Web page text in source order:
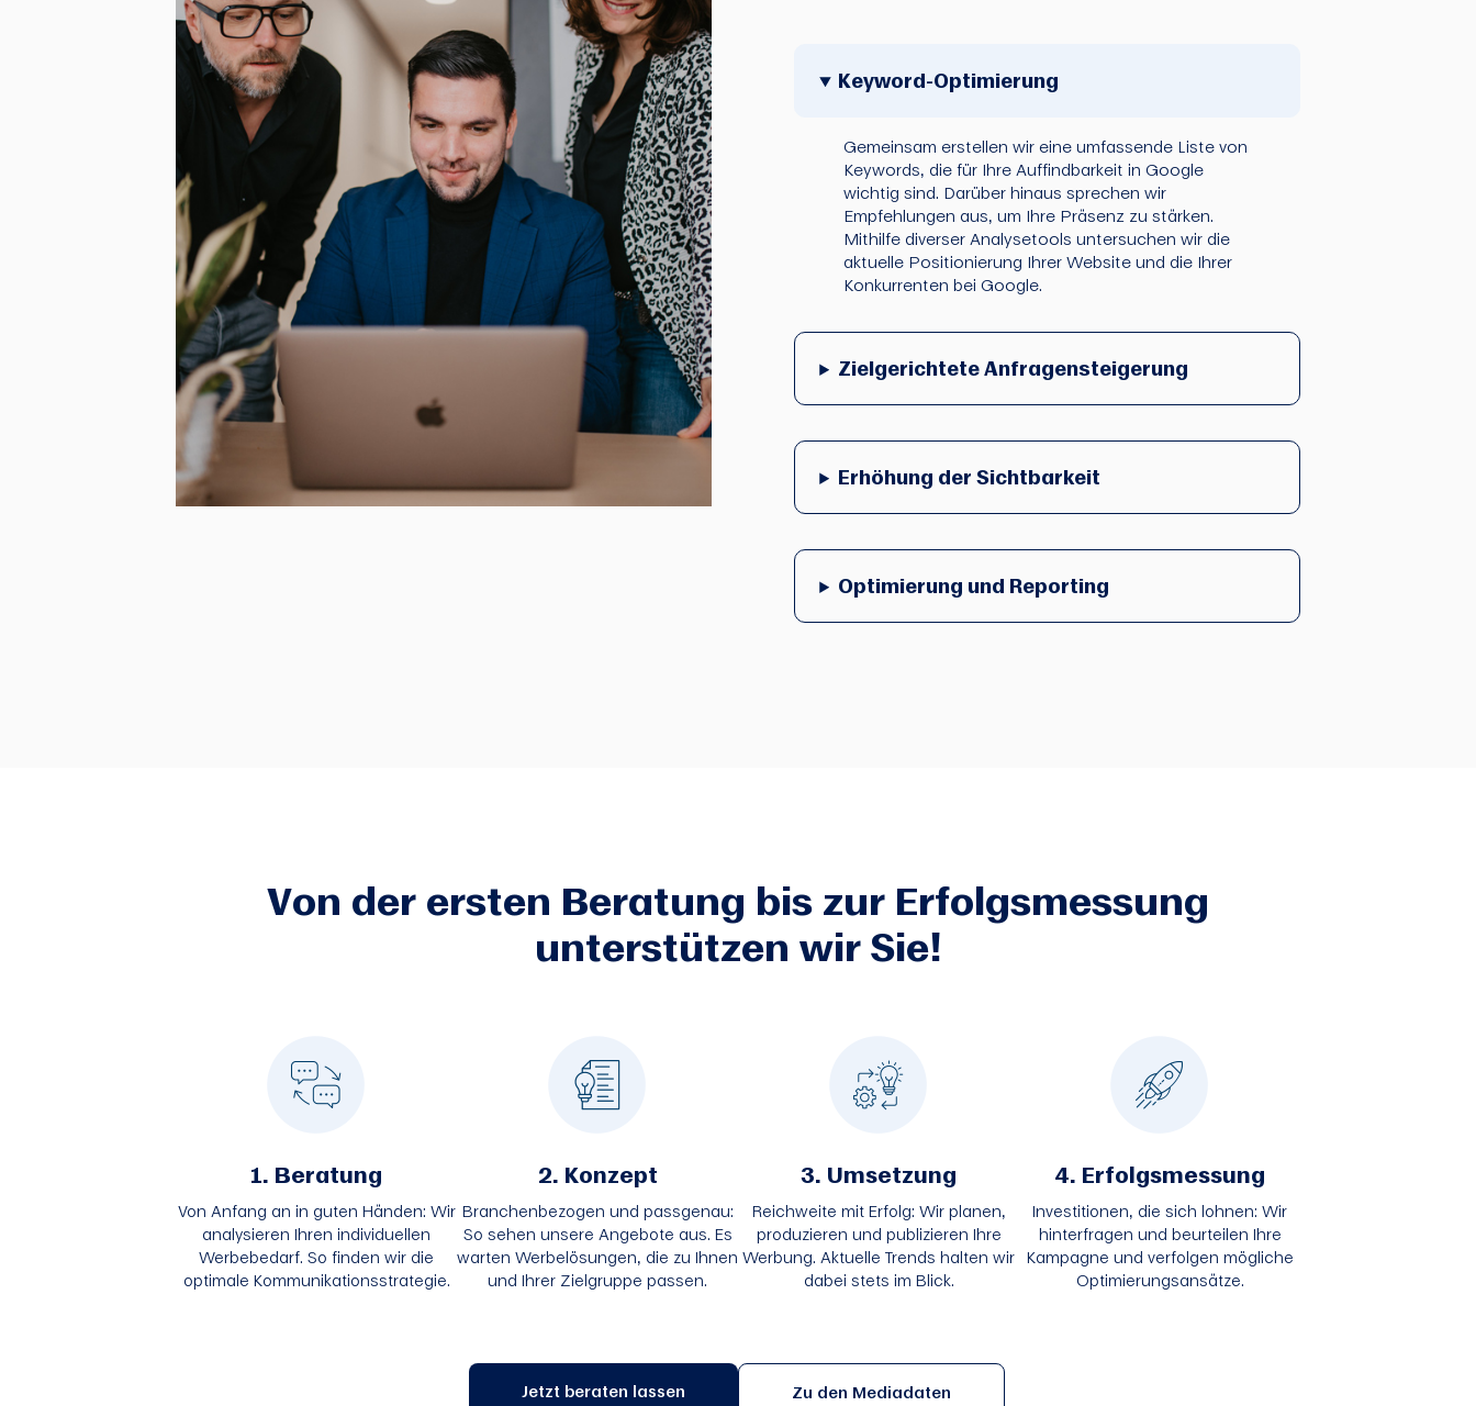
Keyword-Optimierung
Gemeinsam erstellen wir eine umfassende Liste von
Keywords, die für Ihre Auffindbarkeit in Google
wichtig sind. Darüber hinaus sprechen wir
Empfehlungen aus, um Ihre Präsenz zu stärken.
Mithilfe diverser Analysetools untersuchen wir die
aktuelle Positionierung Ihrer Website und die Ihrer
Konkurrenten bei Google.
Zielgerichtete Anfragensteigerung
Erhöhung der Sichtbarkeit
Optimierung und Reporting
Von der ersten Beratung bis zur Erfolgsmessung
unterstützen wir Sie!
1. Beratung
Von Anfang an in guten Händen: Wir
analysieren Ihren individuellen
Werbebedarf. So finden wir die
optimale Kommunikationsstrategie.
2. Konzept
Branchenbezogen und passgenau:
So sehen unsere Angebote aus. Es
warten Werbelösungen, die zu Ihnen
und Ihrer Zielgruppe passen.
3. Umsetzung
Reichweite mit Erfolg: Wir planen,
produzieren und publizieren Ihre
Werbung. Aktuelle Trends halten wir
dabei stets im Blick.
4. Erfolgsmessung
Investitionen, die sich lohnen: Wir
hinterfragen und beurteilen Ihre
Kampagne und verfolgen mögliche
Optimierungsansätze.
Jetzt beraten lassen Zu den Mediadaten